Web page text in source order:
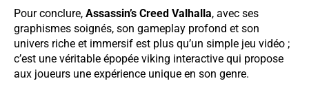
Pour conclure, Assassin’s Creed Valhalla, avec ses
graphismes soignés, son gameplay profond et son
univers riche et immersif est plus qu’un simple jeu vidéo ;
c’est une véritable épopée viking interactive qui propose
aux joueurs une expérience unique en son genre.